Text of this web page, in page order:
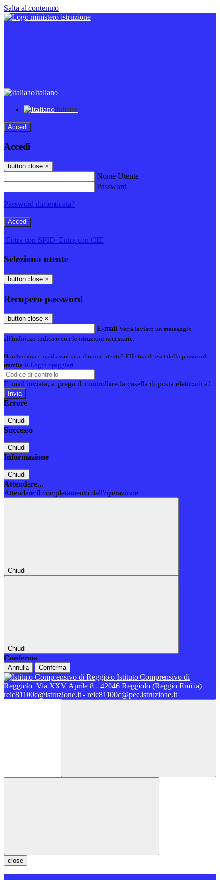
Salta al contenuto
Italiano
Italiano
Accedi
Accedi
button close ×
Nome Utente
Password
Password dimenticata?
-
Entra con SPID Entra con CIE
Seleziona utente
button close ×
Recupero password
button close ×
E-mail Verrà inviato un messaggio
all'indirizzo indicato con le istruzioni necessarie.
Non hai una e-mail associata al nome utente? Effettua il reset della password
tramite la Login Spaggiari
E-mail inviata, si prega di controllare la casella di posta elettronica!
Errore
Chiudi
Successo
Chiudi
Informazione
Chiudi
Attendere...
Attendere il completamento dell'operazione...
Chiudi
Chiudi
Conferma
Annulla Conferma
Istituto Comprensivo di
Reggiolo Via XXV Aprile 8 - 42046 Reggiolo (Reggio Emilia)
reic81100c@istruzione.it - reic81100c@pec.istruzione.it
close